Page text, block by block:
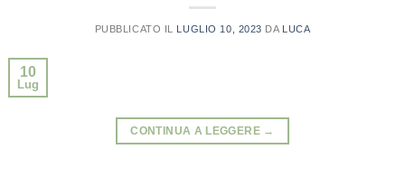
PUBBLICATO IL LUGLIO 10, 2023 DA LUCA
10
Lug
CONTINUA A LEGGERE →